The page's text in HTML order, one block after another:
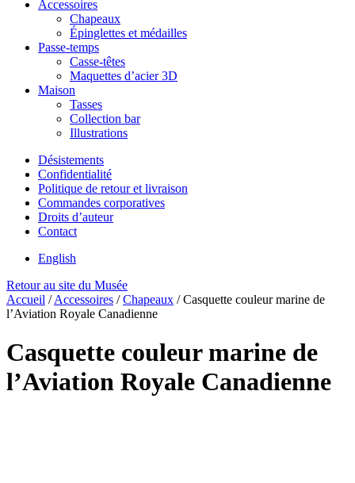
Accessoires
Chapeaux
Épinglettes et médailles
Passe-temps
Casse-têtes
Maquettes d’acier 3D
Maison
Tasses
Collection bar
Illustrations
Désistements
Confidentialité
Politique de retour et livraison
Commandes corporatives
Droits d’auteur
Contact
English
Retour au site du Musée
Accueil /Accessoires /Chapeaux /Casquette couleur marine de
l’Aviation Royale Canadienne
Casquette couleur marine de
l’Aviation Royale Canadienne